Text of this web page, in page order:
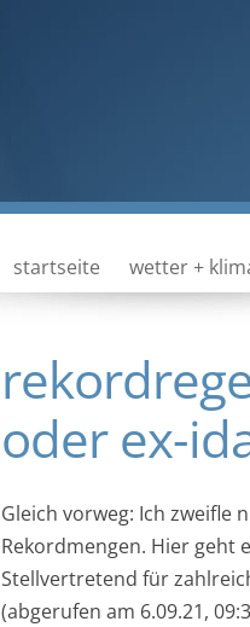
startseite wetter +
oder ex-
Gleich vorweg: Ich zweifle
Rekordmengen. Hier geht
Stellvertretend für
(abgerufen am 6.09.21,